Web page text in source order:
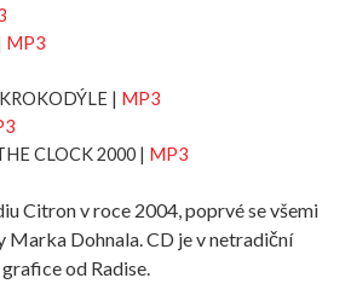
MP3
| MP3
CLOCK 2000 | MP3
Citron v roce 2004, poprvé se všemi
Marka Dohnala. CD je v netradiční
od Radise.